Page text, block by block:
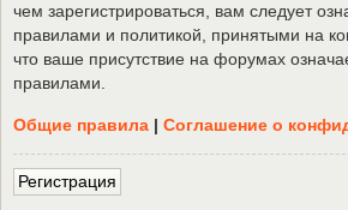
чем зарегистрироваться, вам следует
правилами и политикой, принятыми на
что ваше присутствие на форумах
правилами.
Общие правила | Соглашение о
Регистрация